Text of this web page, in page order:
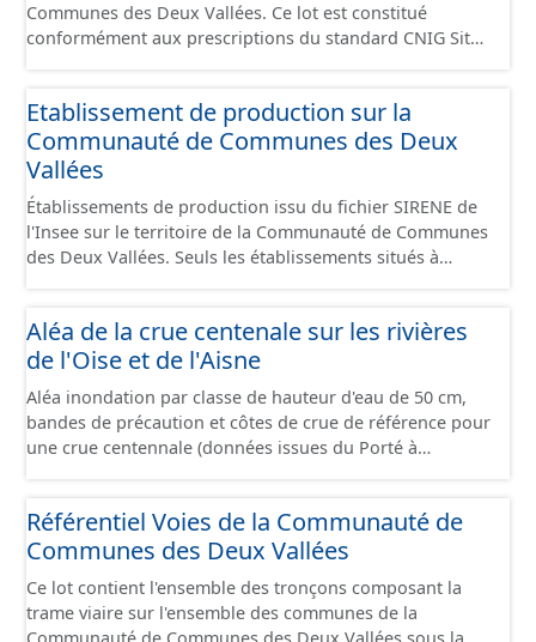
Communes des Deux Vallées. Ce lot est constitué
conformément aux prescriptions du standard CNIG Sites
Etablissement de production sur la
Communauté de Communes des Deux
Vallées
Établissements de production issu du fichier SIRENE de
l'Insee sur le territoire de la Communauté de Communes
des Deux Vallées. Seuls les établissements situés à
conformément aux prescriptions du standard CNIG Sites
Économiques. Ce lot ne contient pas la référence aux
delà des prescriptions du CNIG se limitant aux SCI.
Aléa de la crue centenale sur les rivières
de l'Oise et de l'Aisne
Aléa inondation par classe de hauteur d'eau de 50 cm,
bandes de précaution et côtes de crue de référence pour
une crue centennale (données issues du Porté à
Référentiel Voies de la Communauté de
Communes des Deux Vallées
Ce lot contient l'ensemble des tronçons composant la
trame viaire sur l'ensemble des communes de la